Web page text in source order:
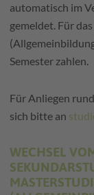
automatisch im
gemeldet. Für
Semester zahlen.
Für Anliegen
sich bitte an
WECHSEL